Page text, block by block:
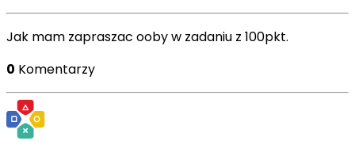
Jak mam zapraszac ooby w zadaniu z 100pkt.
0 Komentarzy